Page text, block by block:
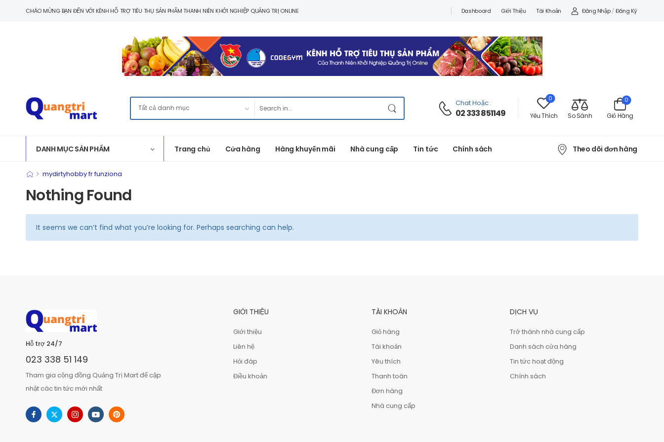
CHÀO MỪNG BẠN ĐẾN VỚI KÊNH HỖ TRỢ TIÊU THỤ SẢN PHẨM THANH NIÊN KHỞI NGHIỆP QUẢNG TRỊ ONLINE Dashboard Giới Thiệu Tài Khoản Đăng Nhập / Đăng Ký
Chat Hoặc :
02 333 851149
0
Yêu Thích So Sánh Giỏ Hàng
0
DANH MỤC SẢN PHẨM Trang chủ Cửa hàng Hàng khuyến mãi Nhà cung cấp Tin tức Chính sách Theo dõi đơn hàng
> mydirtyhobby fr funziona
Nothing Found
It seems we can’t find what you’re looking for. Perhaps searching can help.
Hỗ trợ 24/7
023 338 51 149
Tham gia cộng đồng Quảng Trị Mart để cập
nhật các tin tức mới nhất
GIỚI THIỆU
Giới thiệu
Liên hệ
Hỏi đáp
Điều khoản
TÀI KHOẢN
Giỏ hàng
Tài khoản
Yêu thích
Thanh toán
Đơn hàng
Nhà cung cấp
DỊCH VỤ
Trở thành nhà cung cấp
Danh sách cửa hàng
Tin tức hoạt động
Chính sách